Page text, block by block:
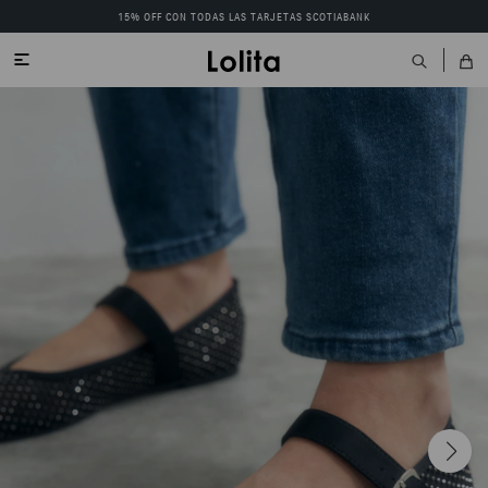
15% OFF CON TODAS LAS TARJETAS SCOTIABANK
